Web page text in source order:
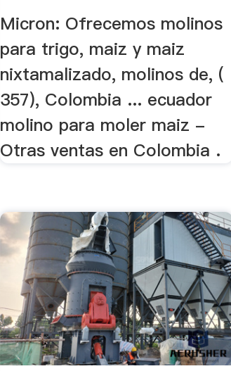
Micron: Ofrecemos molinos
para trigo, maiz y maiz
nixtamalizado, molinos de, (
357), Colombia ... ecuador
molino para moler maiz -
Otras ventas en Colombia .